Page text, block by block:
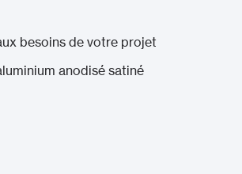
besoins de votre projet
anodisé satiné